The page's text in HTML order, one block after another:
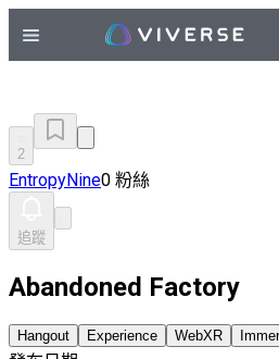
2
EntropyNine0 粉絲
追蹤
Abandoned Factory
Hangout Experience WebXR